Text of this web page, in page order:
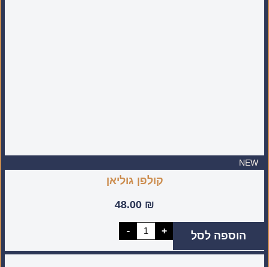
NEW
קולפן גוליאן
48.00 ₪
-
כמות
של
גוליאן
+ הוספה לסל